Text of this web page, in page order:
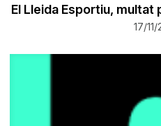
El Lleida Esportiu,
17/11/